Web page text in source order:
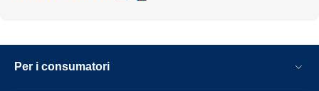
Per i consumatori